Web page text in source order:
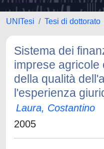
UNITesi Tesi di dottorato
Sistema dei
imprese agricole
della qualità
l'esperienza
Laura, Costantino
2005